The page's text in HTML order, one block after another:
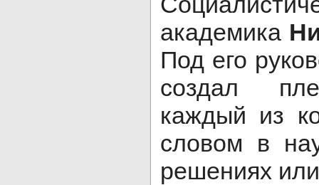
академика
Под его
создал
каждый из
словом в
решениях